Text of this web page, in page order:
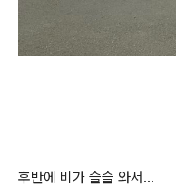
후반에 비가 슬슬 와서...